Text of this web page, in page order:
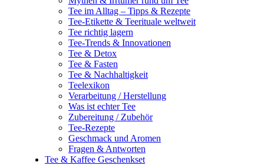
Tee im Alltag – Tipps & Rezepte
Tee-Etikette & Teerituale weltweit
Tee richtig lagern
Tee-Trends & Innovationen
Tee & Detox
Tee & Fasten
Tee & Nachhaltigkeit
Teelexikon
Verarbeitung / Herstellung
Was ist echter Tee
Zubereitung / Zubehör
Tee-Rezepte
Geschmack und Aromen
Fragen & Antworten
Tee & Kaffee Geschenkset